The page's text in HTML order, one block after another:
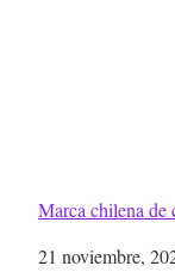
Marca chilena de
Fecha
21 noviembre,